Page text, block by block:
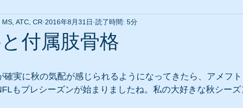
付属肢骨格
ATC, CR 2016年8月31日 読了時間: 5分
確実に秋の気配が感じられるようになってきたら、アメフ
もプレシーズンが始まりましたね。私の大好きな秋シー